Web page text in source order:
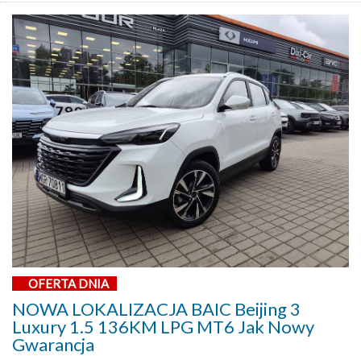
OFERTA DNIA
NOWA LOKALIZACJA BAIC Beijing 3
Luxury 1.5 136KM LPG MT6 Jak Nowy
Gwarancja